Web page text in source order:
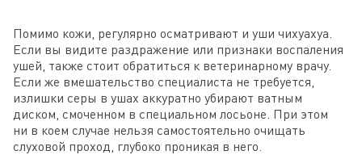
Помимо кожи, регулярно осматривают и уши чихуахуа.
Если вы видите раздражение или признаки воспаления
ушей, также стоит обратиться к ветеринарному врачу.
Если же вмешательство специалиста не требуется,
излишки серы в ушах аккуратно убирают ватным
диском, смоченном в специальном лосьоне. При этом
ни в коем случае нельзя самостоятельно очищать
слуховой проход, глубоко проникая в него.